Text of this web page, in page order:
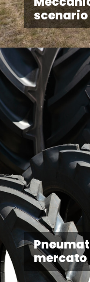
mercato